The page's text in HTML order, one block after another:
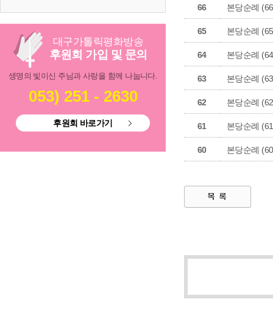
대구가톨릭평화방송
후원회 가입 및 문의
생명의 빛이신 주님과 사랑을 함께 나눕니다.
053) 251 - 2630
후원회 바로가기
66 본당순례
65 본당순례
64 본당순례
63 본당순례
62 본당순례
61 본당순례
60 본당순례